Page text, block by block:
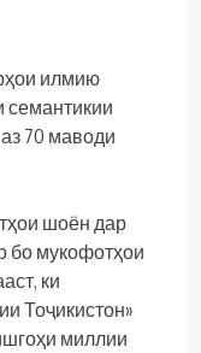
илмию
семантикии
70 маводи
шоён дар
бо мукофотҳои
ки
Тоҷикистон»
миллии